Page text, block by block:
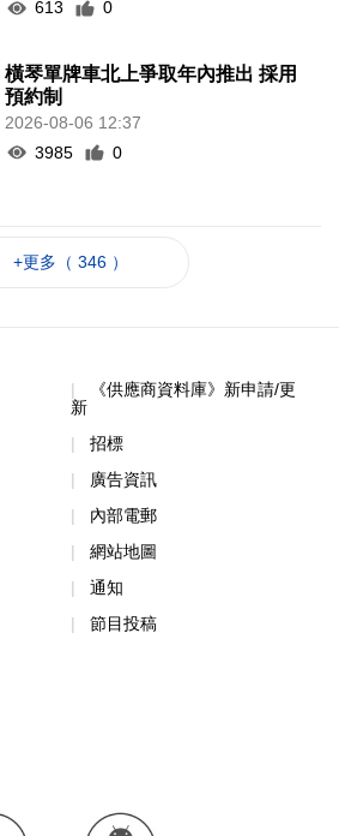
613
0
橫琴單牌車北上爭取年內推出 採用
預約制
2026-08-06 12:37
3985
0
+更多（ 346 ）
《供應商資料庫》新申請/更
新
招標
廣告資訊
內部電郵
網站地圖
通知
節目投稿